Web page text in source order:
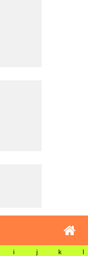
i j k l